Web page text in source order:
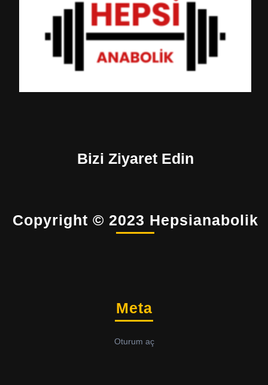
Bizi Ziyaret Edin
Copyright © 2023 Hepsianabolik
Meta
Oturum aç